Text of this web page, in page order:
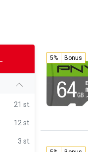
21 st.
12 st.
3 st.
5% Bonus